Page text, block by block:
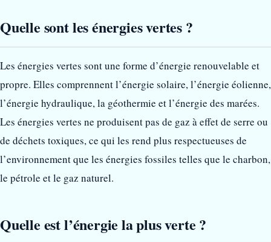
Quelle sont les énergies vertes ?
Les énergies vertes sont une forme d’énergie renouvelable et
propre. Elles comprennent l’énergie solaire, l’énergie éolienne,
l’énergie hydraulique, la géothermie et l’énergie des marées.
Les énergies vertes ne produisent pas de gaz à effet de serre ou
de déchets toxiques, ce qui les rend plus respectueuses de
l’environnement que les énergies fossiles telles que le charbon,
le pétrole et le gaz naturel.
Quelle est l’énergie la plus verte ?